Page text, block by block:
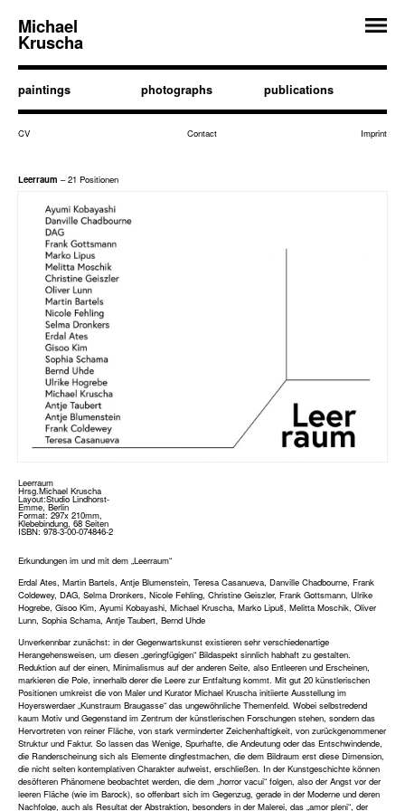
Michael
Kruscha
paintings photographs publications
CV Contact Imprint
Leerraum – 21 Positionen
Leerraum
Hrsg.Michael Kruscha
Layout:Studio Lindhorst-
Emme, Berlin
Format: 297x 210mm,
Klebebindung, 68 Seiten
ISBN: 978-3-00-074846-2
Erkundungen im und mit dem „Leerraum“
Erdal Ates, Martin Bartels, Antje Blumenstein, Teresa Casanueva, Danville Chadbourne, Frank
Coldewey, DAG, Selma Dronkers, Nicole Fehling, Christine Geiszler, Frank Gottsmann, Ulrike
Hogrebe, Gisoo Kim, Ayumi Kobayashi, Michael Kruscha, Marko Lipuš, Melitta Moschik, Oliver
Lunn, Sophia Schama, Antje Taubert, Bernd Uhde
Unverkennbar zunächst: in der Gegenwartskunst existieren sehr verschiedenartige
Herangehensweisen, um diesen „geringfügigen“ Bildaspekt sinnlich habhaft zu gestalten.
Reduktion auf der einen, Minimalismus auf der anderen Seite, also Entleeren und Erscheinen,
markieren die Pole, innerhalb derer die Leere zur Entfaltung kommt. Mit gut 20 künstlerischen
Positionen umkreist die von Maler und Kurator Michael Kruscha initiierte Ausstellung im
Hoyerswerdaer „Kunstraum Braugasse“ das ungewöhnliche Themenfeld. Wobei selbstredend
kaum Motiv und Gegenstand im Zentrum der künstlerischen Forschungen stehen, sondern das
Hervortreten von reiner Fläche, von stark verminderter Zeichenhaftigkeit, von zurückgenommener
Struktur und Faktur. So lassen das Wenige, Spurhafte, die Andeutung oder das Entschwindende,
die Randerscheinung sich als Elemente dingfestmachen, die dem Bildraum erst diese Dimension,
die nicht selten kontemplativen Charakter aufweist, erschließen. In der Kunstgeschichte können
desöfteren Phänomene beobachtet werden, die dem „horror vacui“ folgen, also der Angst vor der
leeren Fläche (wie im Barock), so offenbart sich im Gegenzug, gerade in der Moderne und deren
Nachfolge, auch als Resultat der Abstraktion, besonders in der Malerei, das „amor pleni“, der